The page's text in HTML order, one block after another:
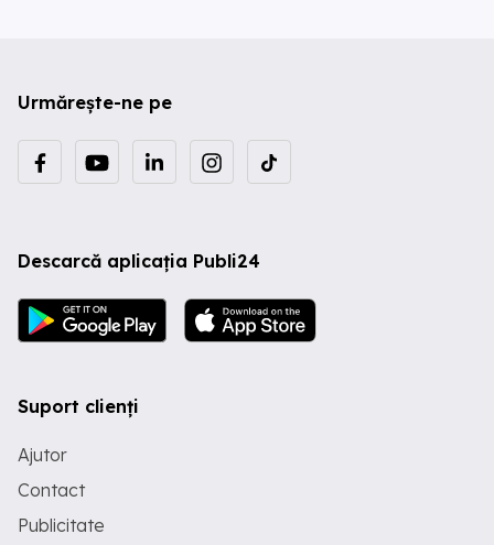
Urmărește-ne pe
Descarcă aplicația Publi24
Suport clienți
Ajutor
Contact
Publicitate